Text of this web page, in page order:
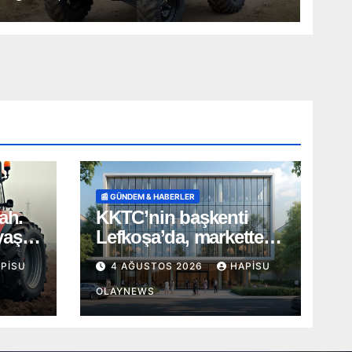
📰 GÜNDEM & HABERLER
KKTC’nin başkenti
Lefkoşa’da, markette
SALDIRI
4 AĞUSTOS 2026 HAPISU
OLAYNEWS